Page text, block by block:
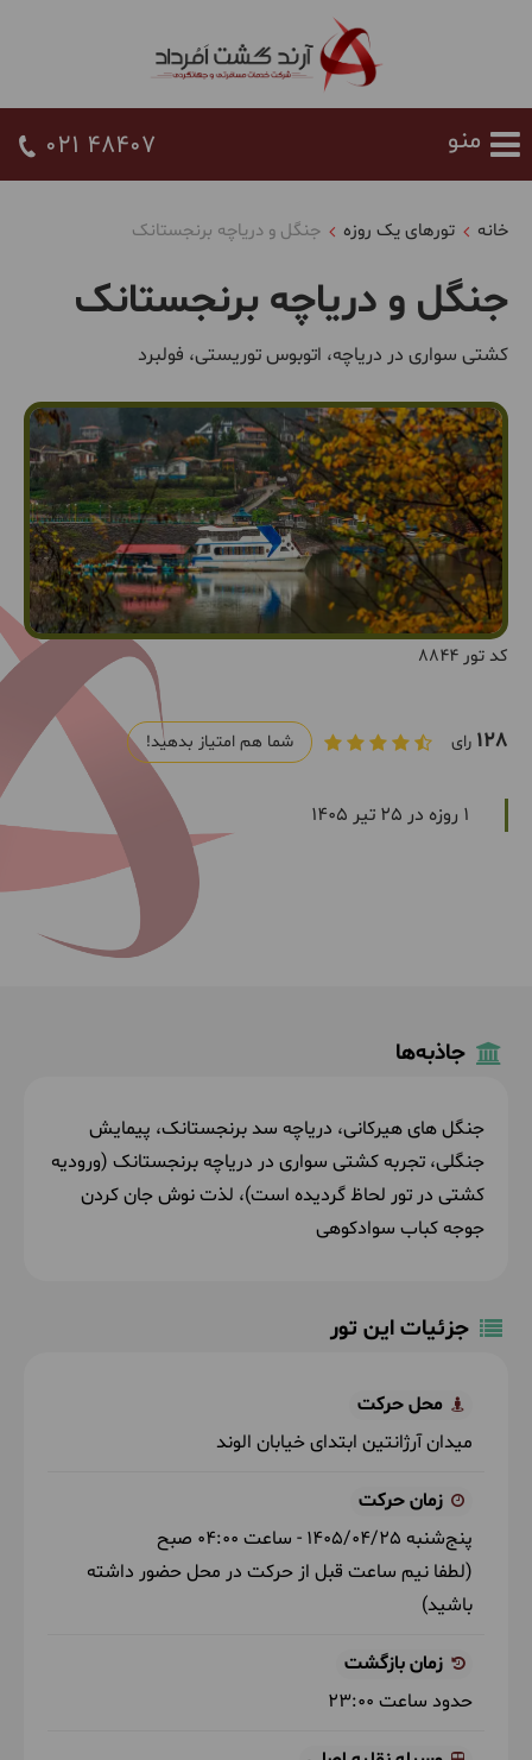
021 48407
خانه تورهای یک روزه جنگل و دریاچه برنجستانک
جنگل و دریاچه برنجستانک
کشتی سواری در دریاچه‌، اتوبوس توریستی، فولبرد
کد تور 8844
128 رای شما هم امتیاز بدهید!
1 روزه در 25 تیر 1405
جاذبه‌ها
جنگل های هیرکانی، دریاچه سد برنجستانک، پیمایش
جنگلی، تجربه کشتی سواری در دریاچه برنجستانک (ورودیه
کشتی در تور لحاظ گردیده است)، لذت نوش جان کردن
جوجه کباب سوادکوهی
جزئیات این تور
محل حرکت
میدان آرژانتین ابتدای خیابان الوند
زمان حرکت
پنج‌شنبه 1405/04/25 - ساعت 04:00 صبح
(لطفا نیم ساعت قبل از حرکت در محل حضور داشته
باشید)
زمان بازگشت
حدود ساعت 23:00